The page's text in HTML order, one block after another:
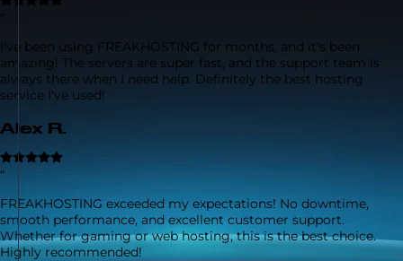
“
I've been using FREAKHOSTING for months, and it's been
amazing! The servers are super fast, and the support team is
always there when I need help. Definitely the best hosting
service I've used!
Alex R.
“
FREAKHOSTING exceeded my expectations! No downtime,
smooth performance, and excellent customer support.
Whether for gaming or web hosting, this is the best choice.
Highly recommended!